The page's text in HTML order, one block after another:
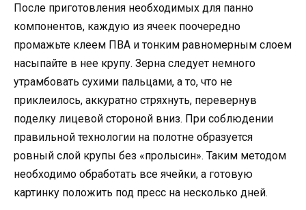
После приготовления необходимых для панно
компонентов, каждую из ячеек поочередно
промажьте клеем ПВА и тонким равномерным слоем
насыпайте в нее крупу. Зерна следует немного
утрамбовать сухими пальцами, а то, что не
приклеилось, аккуратно стряхнуть, перевернув
поделку лицевой стороной вниз. При соблюдении
правильной технологии на полотне образуется
ровный слой крупы без «пролысин». Таким методом
необходимо обработать все ячейки, а готовую
картинку положить под пресс на несколько дней.